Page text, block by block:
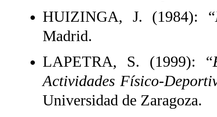
HUIZINGA, J. (1984): “
Madrid.
LAPETRA, S. (1999): “
Actividades Físico-
Universidad de Zaragoza.